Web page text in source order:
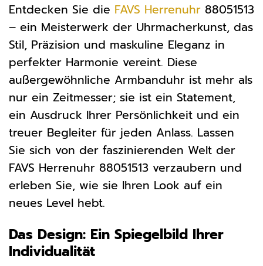
Entdecken Sie die FAVS Herrenuhr 88051513
– ein Meisterwerk der Uhrmacherkunst, das
Stil, Präzision und maskuline Eleganz in
perfekter Harmonie vereint. Diese
außergewöhnliche Armbanduhr ist mehr als
nur ein Zeitmesser; sie ist ein Statement,
ein Ausdruck Ihrer Persönlichkeit und ein
treuer Begleiter für jeden Anlass. Lassen
Sie sich von der faszinierenden Welt der
FAVS Herrenuhr 88051513 verzaubern und
erleben Sie, wie sie Ihren Look auf ein
neues Level hebt.
Das Design: Ein Spiegelbild Ihrer
Individualität